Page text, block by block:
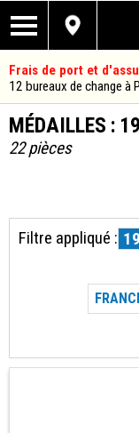
Frais de port et
12 bureaux de change à
MÉDAILLES :
22 pièces
Filtre appliqué :